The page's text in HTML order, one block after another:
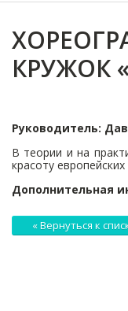
КРУЖОК
Руководитель:
В теории и на
красоту
Дополнительная
« Вернуться к